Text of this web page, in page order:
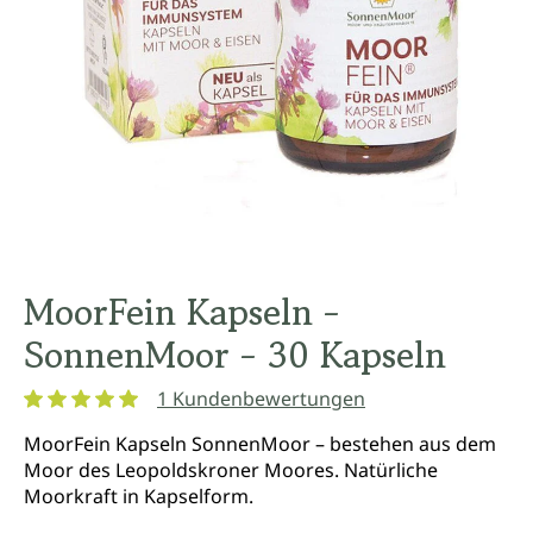
MoorFein Kapseln -
SonnenMoor - 30 Kapseln
1 Kundenbewertungen
MoorFein Kapseln SonnenMoor – bestehen aus dem
Moor des Leopoldskroner Moores. Natürliche
Moorkraft in Kapselform.